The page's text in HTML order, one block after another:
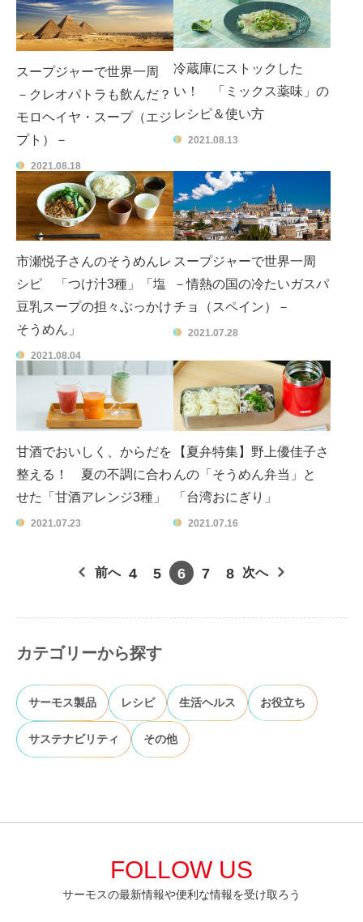
スープジャーで世界一周
－クレオパトラも飲んだ？
モロヘイヤ・スープ（エジ
プト）－
2021.08.18
冷蔵庫にストックした
い！ 「ミックス薬味」の
レシピ＆使い方
2021.08.13
市瀬悦子さんのそうめんレ
シピ 「つけ汁3種」「塩
豆乳スープの担々ぶっかけ
そうめん」
2021.08.04
スープジャーで世界一周
－情熱の国の冷たいガスパ
チョ（スペイン）－
2021.07.28
甘酒でおいしく、からだを
整える！ 夏の不調に合わ
せた「甘酒アレンジ3種」
2021.07.23
【夏弁特集】野上優佳子さ
んの「そうめん弁当」と
「台湾おにぎり」
2021.07.16
前へ 4 5 6 7 8 次へ
カテゴリーから探す
サーモス製品 レシピ 生活ヘルス お役立ち
サステナビリティ その他
FOLLOW US
サーモスの最新情報や便利な情報を受け取ろう